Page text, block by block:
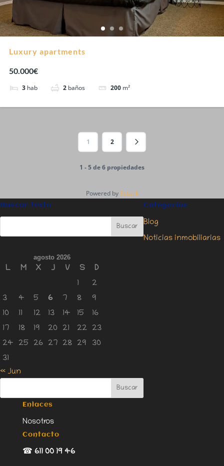
Luxury apartments
50.000€
3 hab 2 baños 200 m²
1 2
1 - 5 de 6 propiedades
Powered by Estatik
Buscar texto Categorías
Blog
Noticias inmobiliarias
agosto 2026
L M X J V S
D
1
2
3
4 5 6 7 8
9
10
11 12 13 14 15
16
17
18 19 20 21 22
23
24
25 26 27 28 29
30
31
« Jun
Enlaces
Nosotros
Contacto
☎ 611 00 19 46